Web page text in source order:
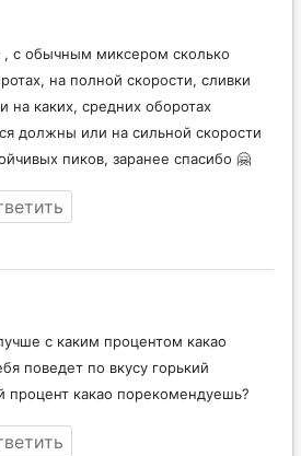
с обычным миксером сколько
на полной скорости, сливки
на каких, средних оборотах
должны или на сильной скорости
пиков, заранее спасибо 🤗
с каким процентом какао
поведет по вкусу горький
процент какао порекомендуешь?